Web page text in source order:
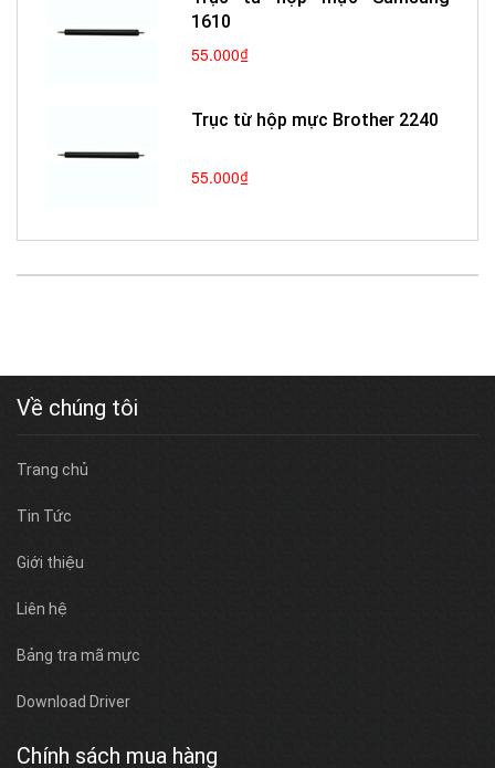
1610
55.000₫
Trục từ hộp mực Brother 2240
55.000₫
Về chúng tôi
Trang chủ
Tin Tức
Giới thiệu
Liên hệ
Bảng tra mã mực
Download Driver
Chính sách mua hàng